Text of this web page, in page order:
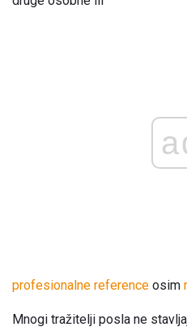
profesionalne reference osim
Mnogi tražitelji posla ne